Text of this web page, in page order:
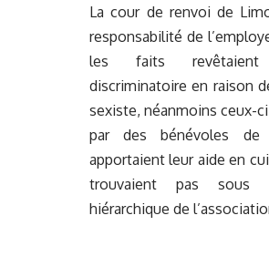
La cour de renvoi de
responsabilité de
les faits
discriminatoire en raison
sexiste, néanmoins ceux-
par des bénévoles de
apportaient leur aide en
trouvaient pas sous
hiérarchique de